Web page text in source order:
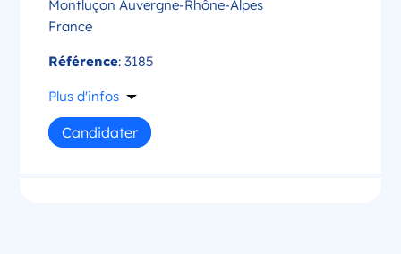
Montluçon Auvergne-Rhône-Alpes
France
Référence: 3185
Plus d'infos
Candidater